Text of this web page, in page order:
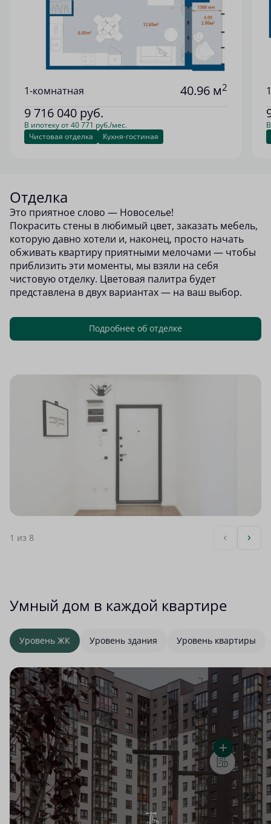
1-комнатная 40.96 м2
9 716 040 руб.
В ипотеку от 40 771 руб./мес.
Чистовая отделка
Кухня-гостиная
Отделка
Это приятное слово — Новоселье!
Покрасить стены в любимый цвет, заказать мебель,
которую давно хотели и, наконец, просто начать
обживать квартиру приятными мелочами — чтобы
приблизить эти моменты, мы взяли на себя
чистовую отделку. Цветовая палитра будет
представлена в двух вариантах — на ваш выбор.
Подробнее об отделке
1 из 8
Умный дом в каждой квартире
Уровень ЖК Уровень здания Уровень квартиры